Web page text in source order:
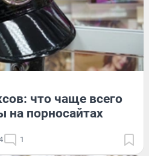
что чаще всего
на порносайтах
1